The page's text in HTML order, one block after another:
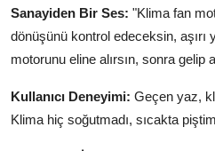
Sanayiden Bir Ses: "Klima fan
dönüşünü kontrol edeceksin,
motorunu eline alırsın, sonra gelip
Kullanıcı Deneyimi: Geçen yaz,
Klima hiç soğutmadı, sıcakta